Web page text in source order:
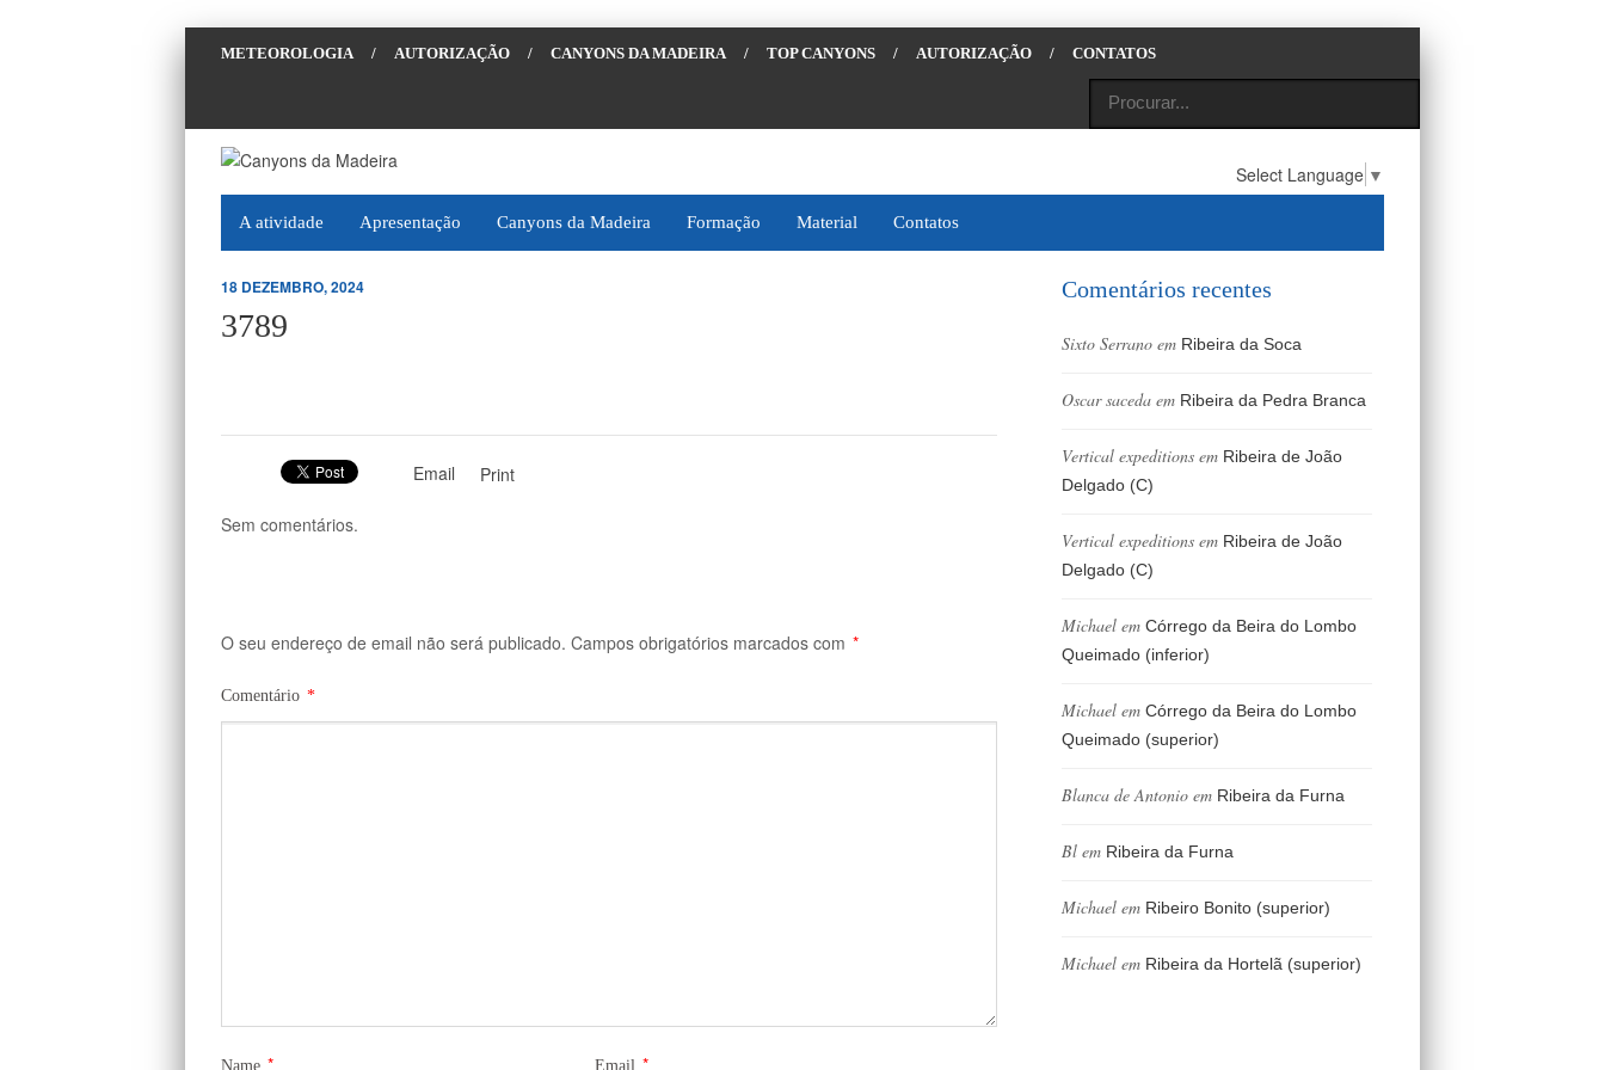
METEOROLOGIA / AUTORIZAÇÃO / CANYONS DA MADEIRA / TOP CANYONS / AUTORIZAÇÃO / CONTATOS
Select Language ▼
A atividade Apresentação Canyons da Madeira Formação Material Contatos
18 DEZEMBRO, 2024
3789
Email Print
Sem comentários.
O seu endereço de email não será publicado. Campos obrigatórios marcados com *
Comentário *
Name * Email *
Comentários recentes
Sixto Serrano em Ribeira da Soca
Oscar saceda em Ribeira da Pedra Branca
Vertical expeditions em Ribeira de João
Delgado (C)
Vertical expeditions em Ribeira de João
Delgado (C)
Michael em Córrego da Beira do Lombo
Queimado (inferior)
Michael em Córrego da Beira do Lombo
Queimado (superior)
Blanca de Antonio em Ribeira da Furna
Bl em Ribeira da Furna
Michael em Ribeiro Bonito (superior)
Michael em Ribeira da Hortelã (superior)